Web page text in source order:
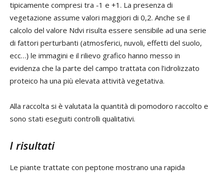
tipicamente compresi tra -1 e +1. La presenza di
vegetazione assume valori maggiori di 0,2. Anche se il
calcolo del valore Ndvi risulta essere sensibile ad una serie
di fattori perturbanti (atmosferici, nuvoli, effetti del suolo,
ecc…) le immagini e il rilievo grafico hanno messo in
evidenza che la parte del campo trattata con l’idrolizzato
proteico ha una più elevata attività vegetativa.
Alla raccolta si è valutata la quantità di pomodoro raccolto e
sono stati eseguiti controlli qualitativi.
I risultati
Le piante trattate con peptone mostrano una rapida